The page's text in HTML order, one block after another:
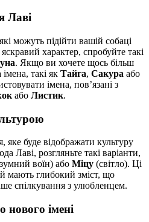
Лаві
можуть підійти вашій собаці
характер, спробуйте такі
. Якщо ви хочете щось більш
такі як Тайга, Сакура або
імена, пов’язані з
або Листик.
яке буде відображати культуру
Лаві, розгляньте такі варіанти,
воїн) або Міцу (світло). Ці
й мають глибокий зміст, що
спілкування з улюбленцем.
нового імені